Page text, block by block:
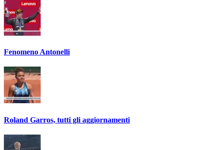
Fenomeno Antonelli
Roland Garros, tutti gli aggiornamenti